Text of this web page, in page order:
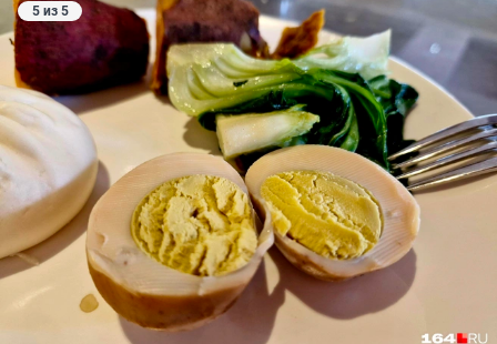
5 из 5